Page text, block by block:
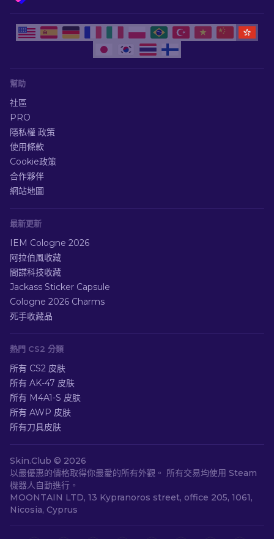
幫助
社區
PRO
隱私權 政策
使用條款
Cookie政策
合作夥伴
網站地圖
最新更新
IEM Cologne 2026
阿拉伯風收藏
間諜科技收藏
Jackass Sticker Capsule
Cologne 2026 Charms
死手收藏品
熱門 CS2 分類
所有 CS2 皮肤
所有 AK-47 皮肤
所有 M4A1-S 皮肤
所有 AWP 皮肤
所有刀具皮肤
Skin.Club © 2026
以最優惠的價格取得你最愛的所有外觀。 所有交易均使用 Steam
機器人自動進行。
MOONTAIN LTD, 13 Kypranoros street, office 205, 1061,
Nicosia, Cyprus